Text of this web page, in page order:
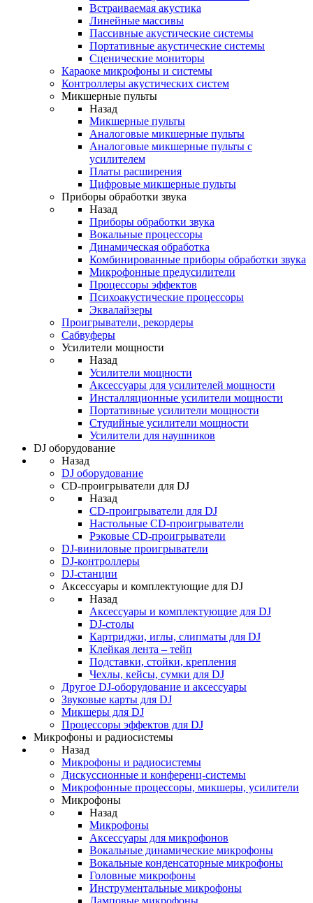
Встраиваемая акустика
Линейные массивы
Пассивные акустические системы
Портативные акустические системы
Сценические мониторы
Караоке микрофоны и системы
Контроллеры акустических систем
Микшерные пульты
Назад
Микшерные пульты
Аналоговые микшерные пульты
Аналоговые микшерные пульты с
усилителем
Платы расширения
Цифровые микшерные пульты
Приборы обработки звука
Назад
Приборы обработки звука
Вокальные процессоры
Динамическая обработка
Комбинированные приборы обработки звука
Микрофонные предусилители
Процессоры эффектов
Психоакустические процессоры
Эквалайзеры
Проигрыватели, рекордеры
Сабвуферы
Усилители мощности
Назад
Усилители мощности
Аксессуары для усилителей мощности
Инсталляционные усилители мощности
Портативные усилители мощности
Студийные усилители мощности
Усилители для наушников
DJ оборудование
Назад
DJ оборудование
CD-проигрыватели для DJ
Назад
CD-проигрыватели для DJ
Настольные CD-проигрыватели
Рэковые CD-проигрыватели
DJ-виниловые проигрыватели
DJ-контроллеры
DJ-станции
Аксессуары и комплектующие для DJ
Назад
Аксессуары и комплектующие для DJ
DJ-столы
Картриджи, иглы, слипматы для DJ
Клейкая лента – тейп
Подставки, стойки, крепления
Чехлы, кейсы, сумки для DJ
Другое DJ-оборудование и аксессуары
Звуковые карты для DJ
Микшеры для DJ
Процессоры эффектов для DJ
Микрофоны и радиосистемы
Назад
Микрофоны и радиосистемы
Дискуссионные и конференц-системы
Микрофонные процессоры, микшеры, усилители
Микрофоны
Назад
Микрофоны
Аксессуары для микрофонов
Вокальные динамические микрофоны
Вокальные конденсаторные микрофоны
Головные микрофоны
Инструментальные микрофоны
Ламповые микрофоны